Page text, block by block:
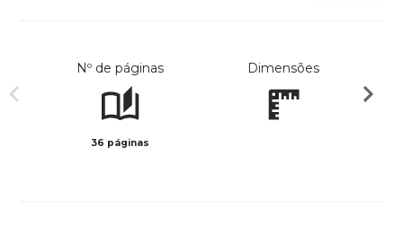
Nº de páginas
36 páginas
Dimensões